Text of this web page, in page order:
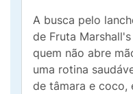
A busca pelo
de Fruta
quem não abre
uma rotina
de tâmara e coco,